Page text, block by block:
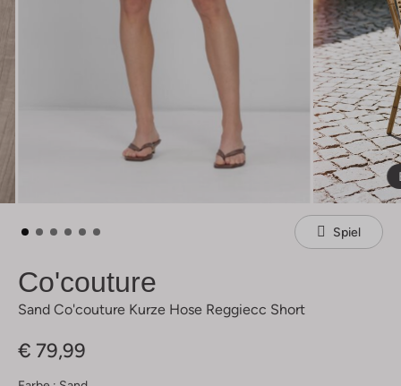
Spiel
Co'couture
Sand Co'couture Kurze Hose Reggiecc Short
€ 79,99